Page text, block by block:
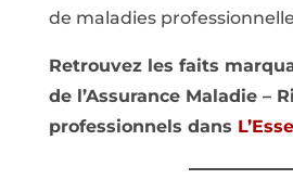
de maladies
Retrouvez les faits
de l’Assurance Maladie –
professionnels dans